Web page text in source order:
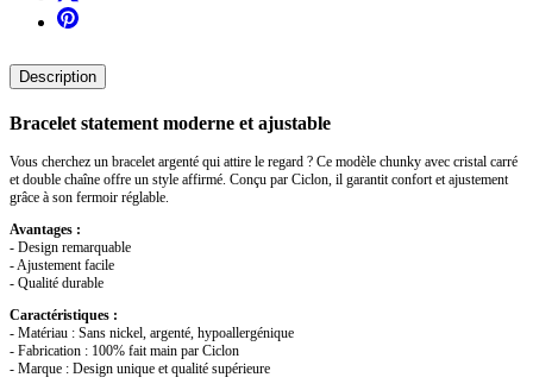
Description
Bracelet statement moderne et ajustable
Vous cherchez un bracelet argenté qui attire le regard ? Ce modèle chunky avec cristal carré
et double chaîne offre un style affirmé. Conçu par Ciclon, il garantit confort et ajustement
grâce à son fermoir réglable.
Avantages :
- Design remarquable
- Ajustement facile
- Qualité durable
Caractéristiques :
- Matériau : Sans nickel, argenté, hypoallergénique
- Fabrication : 100% fait main par Ciclon
- Marque : Design unique et qualité supérieure